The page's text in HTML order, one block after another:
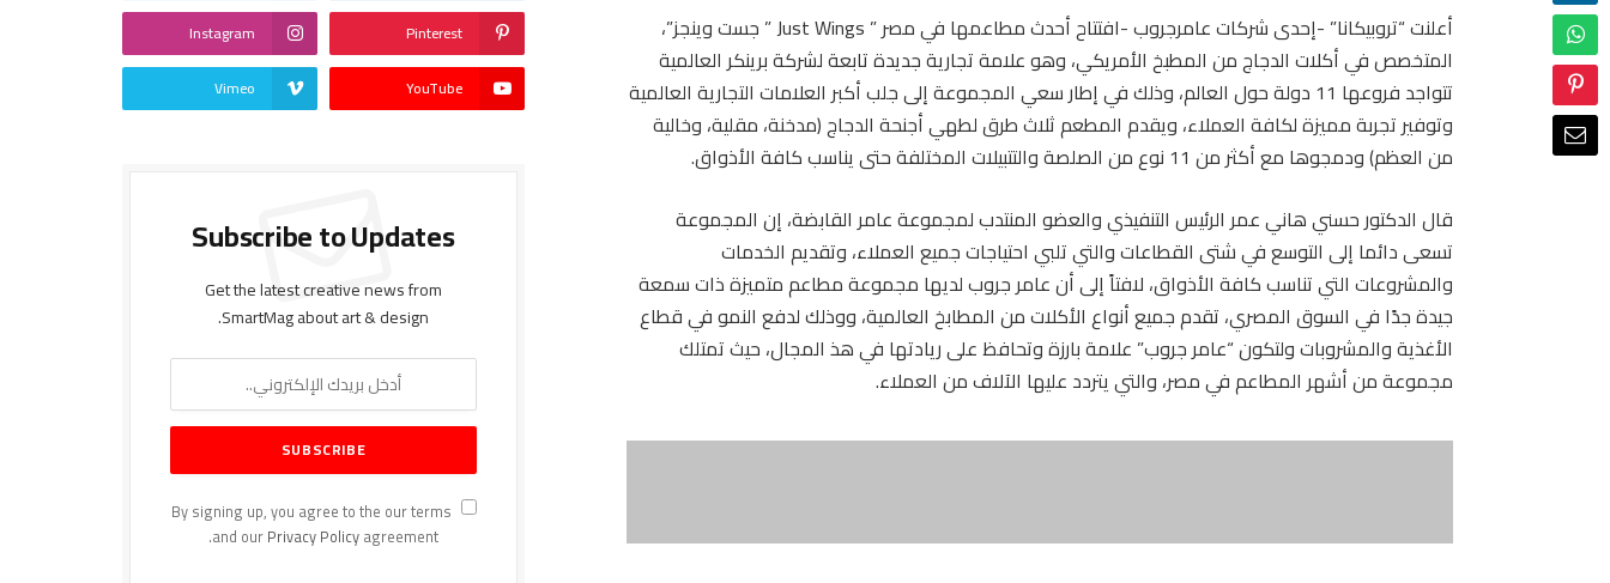
أعلنت “تروبيكانا” -إحدى شركات عامرجروب -افتتاح أحدث مطاعمها في مصر ” Just Wings ” جست وينجز”،
المتخصص في أكلات الدجاج من المطبخ الأمريكي، وهو علامة تجارية جديدة تابعة لشركة برينكر العالمية
تتواجد فروعها 11 دولة حول العالم، وذلك في إطار سعي المجموعة إلى جلب أكبر العلامات التجارية العالمية
وتوفير تجربة مميزة لكافة العملاء، ويقدم المطعم ثلاث طرق لطهي أجنحة الدجاج (مدخنة، مقلية، وخالية
من العظم) ودمجوها مع أكثر من 11 نوع من الصلصة والتتبيلات المختلفة حتى يناسب كافة الأذواق.
قال الدكتور حسني هاني عمر الرئيس التنفيذي والعضو المنتدب لمجموعة عامر القابضة، إن المجموعة
تسعى دائما إلى التوسع في شتى القطاعات والتي تلبي احتياجات جميع العملاء، وتقديم الخدمات
والمشروعات التي تناسب كافة الأذواق، لافتاً إلى أن عامر جروب لديها مجموعة مطاعم متميزة ذات سمعة
جيدة جدًا في السوق المصري، تقدم جميع أنواع الأكلات من المطابخ العالمية، ووذلك لدفع النمو في قطاع
الأغذية والمشروبات ولتكون “عامر جروب” علامة بارزة وتحافظ على ريادتها في هذ المجال، حيث تمتلك
مجموعة من أشهر المطاعم في مصر، والتي يتردد عليها الآلاف من العملاء.
Pinterest
Instagram
YouTube
Vimeo
Subscribe to Updates
Get the latest creative news from
SmartMag about art & design.
By signing up, you agree to the our terms
and ourPrivacy Policyagreement.